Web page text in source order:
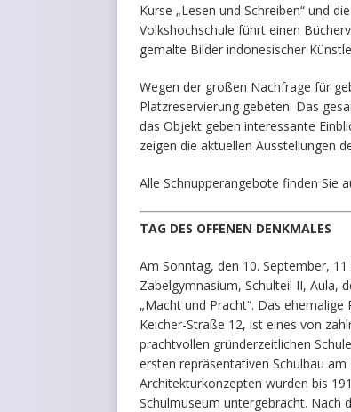
Kurse „Lesen und Schreiben“ und
Volkshochschule führt einen
gemalte Bilder indonesischer
Wegen der großen Nachfrage für
Platzreservierung gebeten. Das
das Objekt geben interessante
zeigen die aktuellen Ausstellungen
Alle Schnupperangebote finden Sie
TAG DES OFFENEN DENKMALES
Am Sonntag, den 10. September,
Zabelgymnasium, Schulteil II, Aula,
„Macht und Pracht“. Das
Keicher-Straße 12, ist eines von
prachtvollen gründerzeitlichen
ersten repräsentativen Schulbau
Architekturkonzepten wurden bis
Schulmuseum untergebracht. Nach